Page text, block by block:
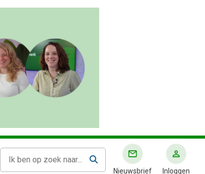
Nieuwsbrief Inloggen